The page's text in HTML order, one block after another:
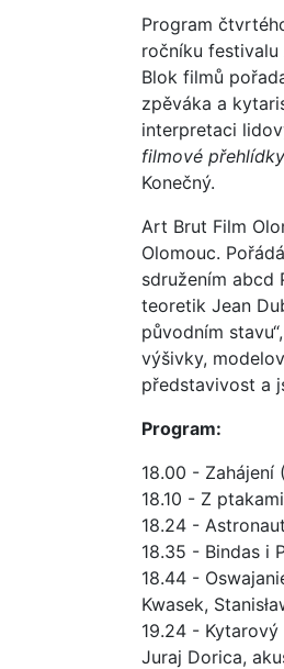
Program
ročníku festivalu
Blok filmů
zpěváka a
interpretaci
filmové
Konečný.
Art Brut Film
Olomouc.
sdružením abcd
teoretik Jean
původním
výšivky,
představivost a
Program:
18.00 - Zahájení
18.10 - Z
18.24 -
18.35 - Bindas i
18.44 -
Kwasek,
19.24 -
Juraj Dorica,